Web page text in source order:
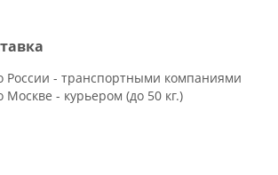
России - транспортными компаниями
Москве - курьером (до 50 кг.)